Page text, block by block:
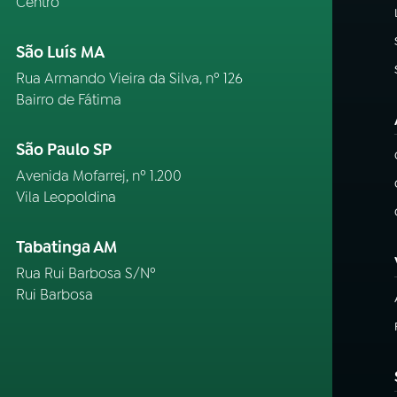
São Luís MA
Rua Armando Vieira da Silva, nº 126
Bairro de Fátima
São Paulo SP
Avenida Mofarrej, nº 1.200
Vila Leopoldina
Tabatinga AM
Rua Rui Barbosa S/Nº
Rui Barbosa